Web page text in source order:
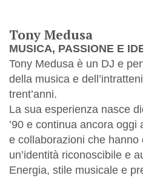
Tony Medusa
MUSICA, PASSIONE E
Tony Medusa è un DJ e
della musica e
trent’anni.
La sua esperienza nasce
’90 e continua ancora
e collaborazioni che hanno
un’identità riconoscibile e
Energia, stile musicale e